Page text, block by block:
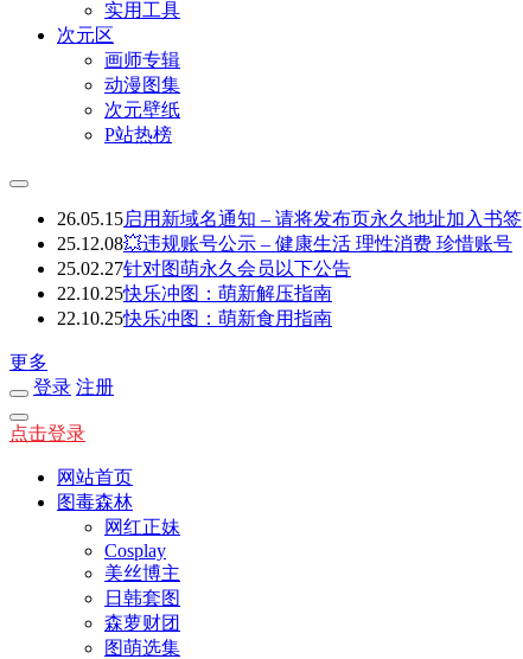
实用工具
次元区
画师专辑
动漫图集
次元壁纸
P站热榜
26.05.15启用新域名通知 – 请将发布页永久地址加入书签
25.12.08💥违规账号公示 – 健康生活 理性消费 珍惜账号
25.02.27针对图萌永久会员以下公告
22.10.25快乐冲图：萌新解压指南
22.10.25快乐冲图：萌新食用指南
更多
登录 注册
点击登录
网站首页
图毒森林
网红正妹
Cosplay
美丝博主
日韩套图
森萝财团
图萌选集